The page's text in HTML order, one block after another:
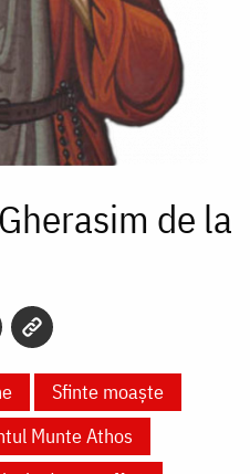
de la
Sfinte moaște
Munte Athos